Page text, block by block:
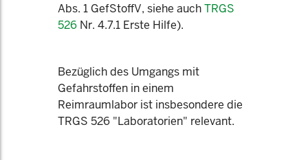
Abs. 1 GefStoffV, siehe auchTRGS
526 Nr. 4.7.1 Erste Hilfe).
Bezüglich des Umgangs mit
Gefahrstoffen in einem
Reimraumlabor ist insbesondere die
TRGS 526 "Laboratorien" relevant.